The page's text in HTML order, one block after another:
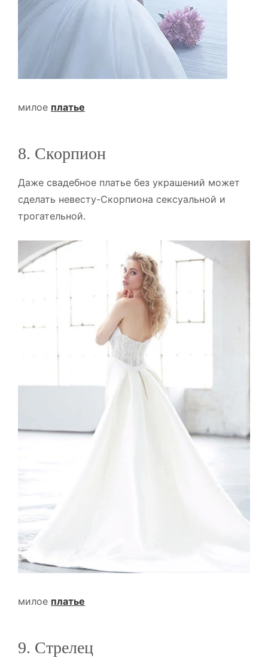
милое платье
8. Скорпион
Даже свадебное платье без украшений может
сделать невесту-Скорпиона сексуальной и
трогательной.
милое платье
9. Стрелец